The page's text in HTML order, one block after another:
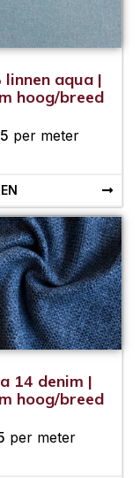
linnen aqua |
hoog/breed
per meter
14 denim |
hoog/breed
per meter